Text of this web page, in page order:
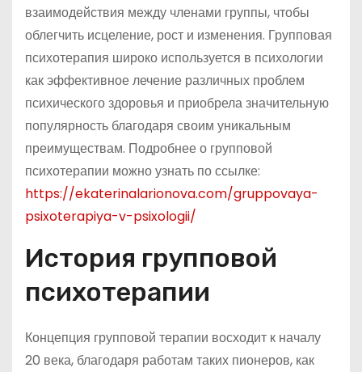
взаимодействия между членами группы, чтобы
облегчить исцеление, рост и изменения. Групповая
психотерапия широко используется в психологии
как эффективное лечение различных проблем
психического здоровья и приобрела значительную
популярность благодаря своим уникальным
преимуществам. Подробнее о групповой
психотерапии можно узнать по ссылке:
https://ekaterinalarionova.com/gruppovaya-
psixoterapiya-v-psixologii/
История групповой
психотерапии
Концепция групповой терапии восходит к началу
20 века, благодаря работам таких пионеров, как